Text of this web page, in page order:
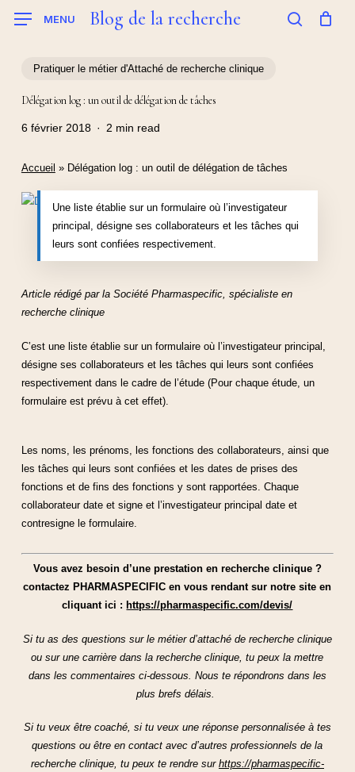
MENU Blog de la recherche
Pratiquer le métier d'Attaché de recherche clinique
Délégation log : un outil de délégation de tâches
6 février 2018 2 min read
Accueil » Délégation log : un outil de délégation de tâches
Une liste établie sur un formulaire où l’investigateur
principal, désigne ses collaborateurs et les tâches qui
leurs sont confiées respectivement.
Article rédigé par la Société Pharmaspecific, spécialiste en
recherche clinique
C’est une liste établie sur un formulaire où l’investigateur principal,
désigne ses collaborateurs et les tâches qui leurs sont confiées
respectivement dans le cadre de l’étude (Pour chaque étude, un
formulaire est prévu à cet effet).
Les noms, les prénoms, les fonctions des collaborateurs, ainsi que
les tâches qui leurs sont confiées et les dates de prises des
fonctions et de fins des fonctions y sont rapportées. Chaque
collaborateur date et signe et l’investigateur principal date et
contresigne le formulaire.
Vous avez besoin d’une prestation en recherche clinique ?
contactez PHARMASPECIFIC en vous rendant sur notre site en
cliquant ici : https://pharmaspecific.com/devis/
Si tu as des questions sur le métier d’attaché de recherche clinique
ou sur une carrière dans la recherche clinique, tu peux la mettre
dans les commentaires ci-dessous. Nous te répondrons dans les
plus brefs délais.
Si tu veux être coaché, si tu veux une réponse personnalisée à tes
questions ou être en contact avec d’autres professionnels de la
recherche clinique, tu peux te rendre sur https://pharmaspecific-